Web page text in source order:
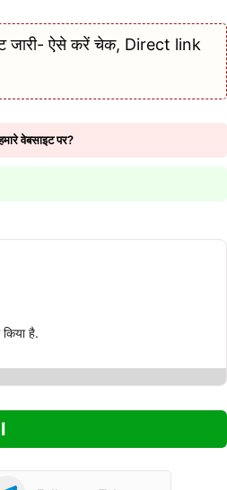
जारी- ऐसे करें चेक, Direct link
वेबसाइट पर?
है.